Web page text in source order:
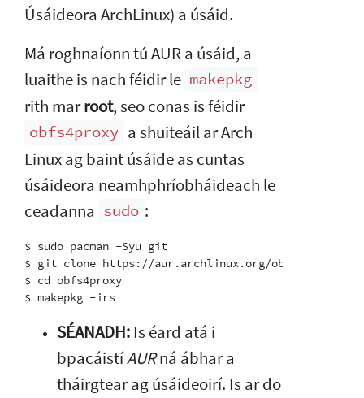
Úsáideora ArchLinux) a úsáid.
Má roghnaíonn tú AUR a úsáid, a
luaithe is nach féidir le makepkg
rith marroot, seo conas is féidir
obfs4proxy a shuiteáil ar Arch
Linux ag baint úsáide as cuntas
úsáideora neamhphríobháideach le
ceadanna sudo :
$ sudo pacman -Syu git
$ git clone https://aur.archlinux.org/obfs4proxy
$ cd obfs4proxy
SÉANADH:Is éard atá i
bpacáistíAURná ábhar a
tháirgtear ag úsáideoirí. Is ar do